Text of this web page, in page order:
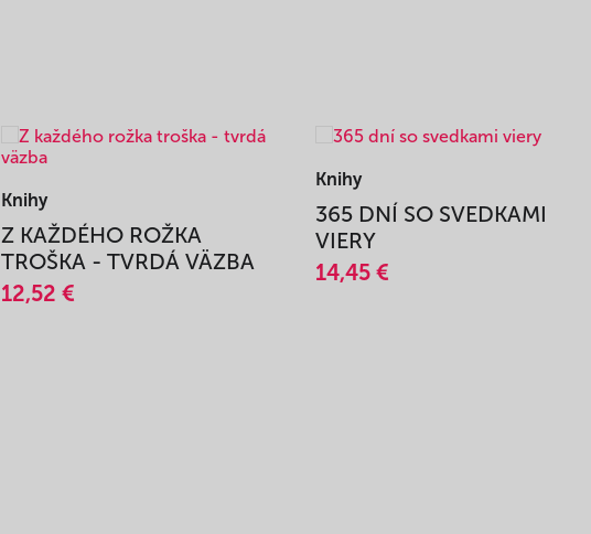
Knihy
Z KAŽDÉHO ROŽKA
TROŠKA - TVRDÁ VÄZBA
12,52 €
Knihy
365 DNÍ SO SVEDKAMI
VIERY
14,45 €